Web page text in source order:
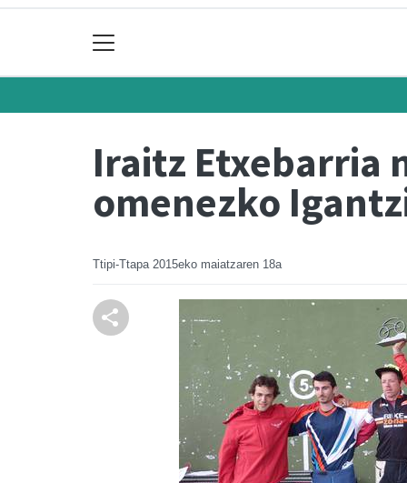
Iraitz Etxebarria
omenezko
Ttipi-Ttapa 2015eko maiatzaren 18a